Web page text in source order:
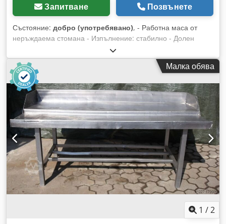
Запитване Позвънете
Състояние: добро (употребявано), - Работна маса от
неръждаема стомана - Изпълнение: стабилно - Долен
рафт: 1 - Обкантване - Поставка Dsdpfxjb A I N Es Ac Ajck -
Размери: 2000/930/H930 мм - Тегло: 82 кг
Малка обява
1 /2